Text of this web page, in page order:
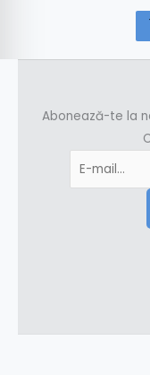
Abonează-te la